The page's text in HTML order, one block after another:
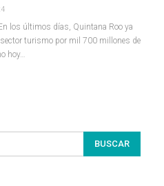
los últimos días, Quintana Roo ya
turismo por mil 700 millones de
hoy…